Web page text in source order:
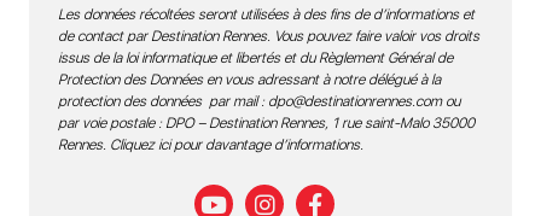
Les données récoltées seront utilisées à des fins de d’informations et
de contact par Destination Rennes. Vous pouvez faire valoir vos droits
issus de la loi informatique et libertés et du Règlement Général de
Protection des Données en vous adressant à notre délégué à la
protection des données par mail : dpo@destinationrennes.comou
par voie postale : DPO – Destination Rennes, 1 rue saint-Malo 35000
Rennes. Cliquez ici pour davantage d’informations.